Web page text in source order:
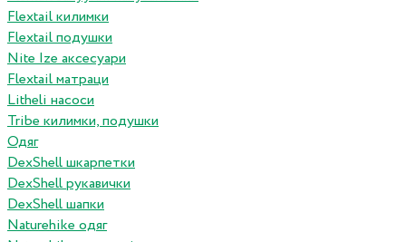
Flextail килимки
Flextail подушки
Nite Ize аксесуари
Flextail матраци
Litheli насоси
Tribe килимки, подушки
Одяг
DexShell шкарпетки
DexShell рукавички
DexShell шапки
Naturehike одяг